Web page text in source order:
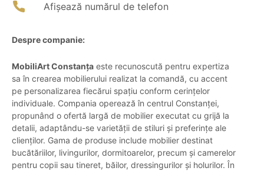
Afișează numărul de telefon
Despre companie:
MobiliArt Constanța este recunoscută pentru expertiza
sa în crearea mobilierului realizat la comandă, cu accent
pe personalizarea fiecărui spațiu conform cerințelor
individuale. Compania operează în centrul Constanței,
propunând o ofertă largă de mobilier executat cu grijă la
detalii, adaptându-se varietății de stiluri și preferințe ale
clienților. Gama de produse include mobilier destinat
bucătăriilor, livingurilor, dormitoarelor, precum și camerelor
pentru copii sau tineret, băilor, dressingurilor și holurilor. În